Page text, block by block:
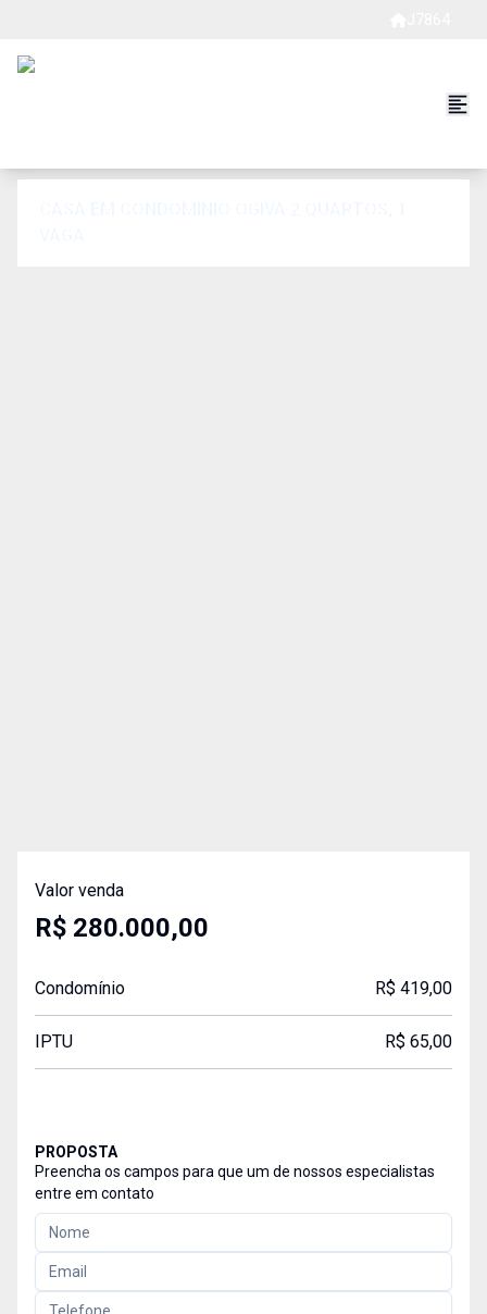
Valor venda
R$ 280.000,00
Condomínio R$ 419,00
IPTU R$ 65,00
PROPOSTA
Preencha os campos para que um de nossos especialistas
entre em contato